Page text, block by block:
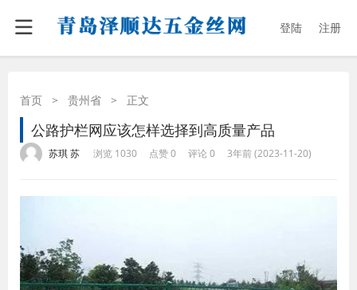
登陆 注册
首页 > 贵州省 > 正文
公路护栏网应该怎样选择到高质量产品
苏琪 苏 浏览 1030 点赞 0 评论 0 3年前 (2023-11-20)